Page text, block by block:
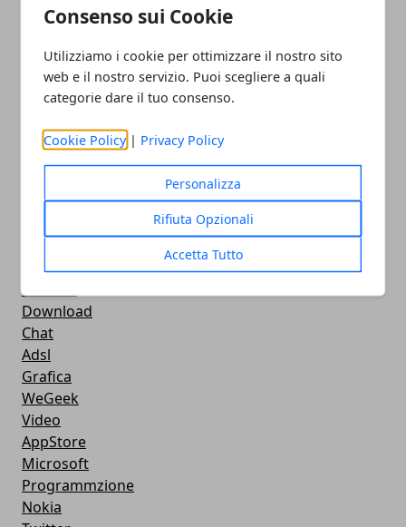
Consenso sui Cookie
Utilizziamo i cookie per ottimizzare il nostro sito
web e il nostro servizio. Puoi scegliere a quali
categorie dare il tuo consenso.
Cookie Policy | Privacy Policy
Personalizza
Rifiuta Opzionali
Accetta Tutto
CMS
Smartphone
iPhone
Apple
Videogames
Android
FaceBook
Hardware
Cellulari
Download
Chat
Adsl
Grafica
WeGeek
Video
AppStore
Microsoft
Programmzione
Nokia